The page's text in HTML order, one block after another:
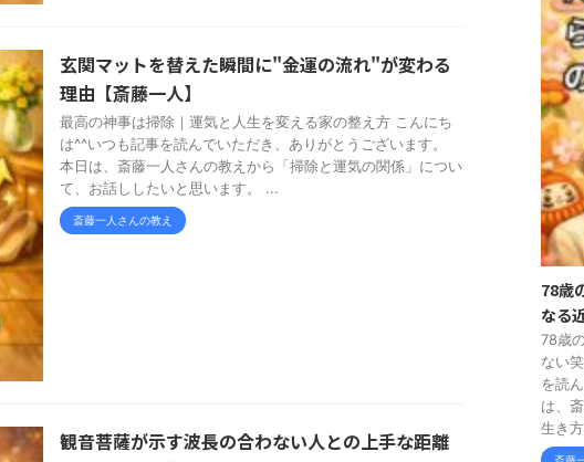
玄関マットを替えた瞬間に"金運の流れ"が変わる
理由【斎藤一人】
最高の神事は掃除｜運気と人生を変える家の整え方 こんにち
は^^いつも記事を読んでいただき、ありがとうございます。
本日は、斎藤一人さんの教えから「掃除と運気の関係」につい
て、お話ししたいと思います。 ...
斎藤一人さんの教え
観音菩薩が示す波長の合わない人との上手な距離
78歳
なる
78歳
ない
を読
は、
生き